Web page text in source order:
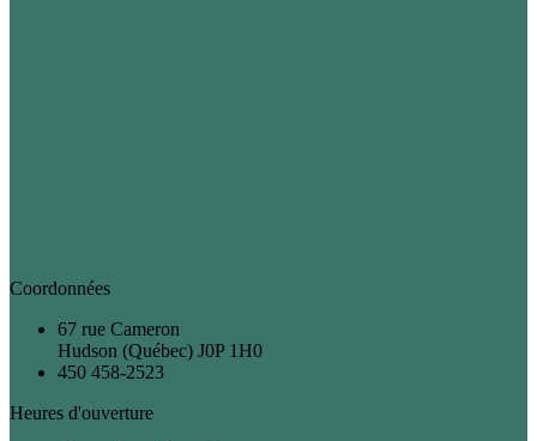
Coordonnées
67 rue Cameron
Hudson (Québec) J0P 1H0
450 458-2523
Heures d'ouverture